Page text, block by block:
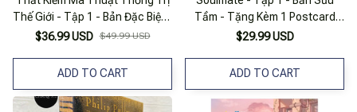
Thế Giới - Tập 1 - Bản Đặc Biệt -
Tặng Kèm Bookmark + Poster
$36.99 USD $49.99 USD
ADD TO CART
Tầm - Tặng Kèm 1 Postcard
Nhựa Trong + 2 Standee Acrylic
$29.99 USD
ADD TO CART